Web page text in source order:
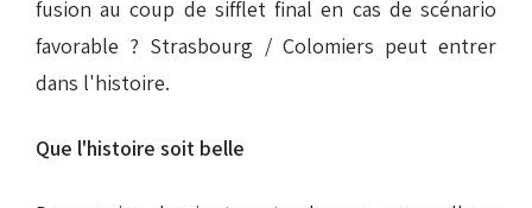
fusion au coup de sifflet final en cas de scénario
favorable ? Strasbourg / Colomiers peut entrer
dans l'histoire.
Que l'histoire soit belle